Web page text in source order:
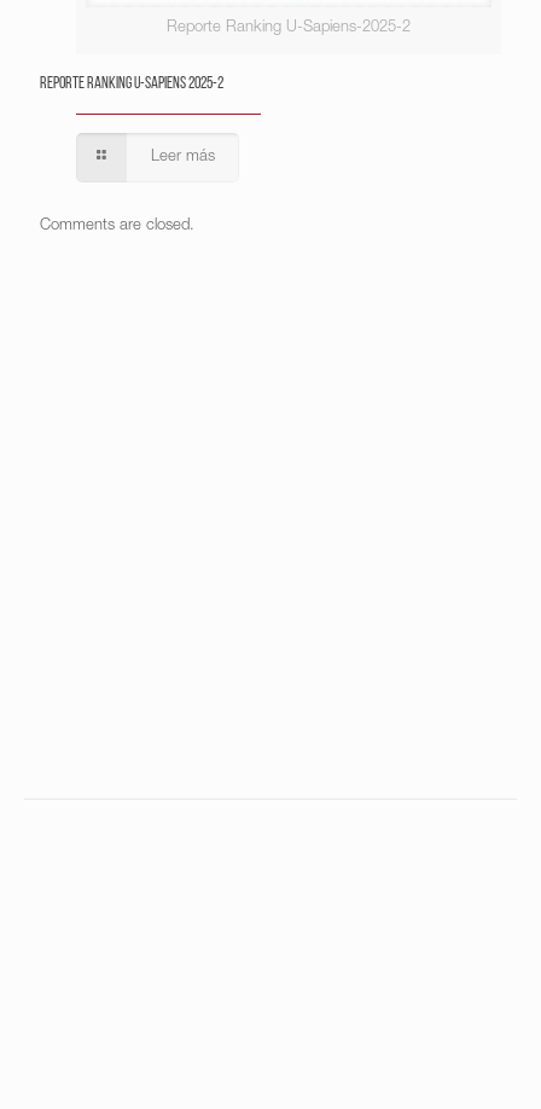
Reporte Ranking U-Sapiens-2025-2
Reporte Ranking U-Sapiens 2025-2
Leer más
Comments are closed.